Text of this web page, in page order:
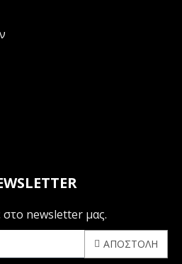
στο newsletter μας.
ΑΠΟΣΤΟΛΉ